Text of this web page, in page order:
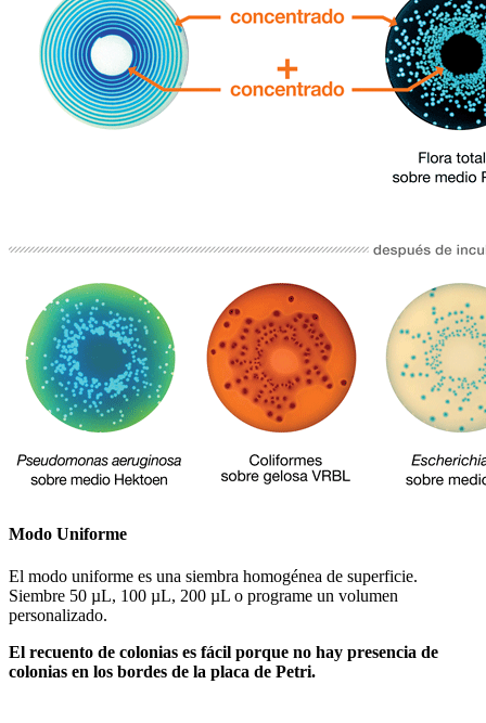
Modo Uniforme
El modo uniforme es una siembra homogénea de superficie.
Siembre 50 µL, 100 µL, 200 µL o programe un volumen
personalizado.
El recuento de colonias es fácil porque no hay presencia de
colonias en los bordes de la placa de Petri.